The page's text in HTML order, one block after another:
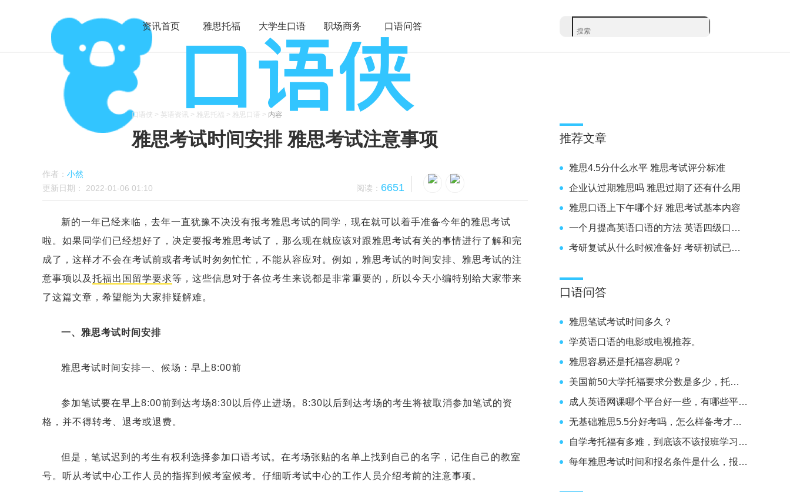
资讯首页 雅思托福 大学生口语 职场商务 口语问答
口语侠 > 英语资讯 > 雅思托福 > 雅思口语 > 内容
雅思考试时间安排 雅思考试注意事项
作者： 小然
更新日期： 2022-01-06 01:10 阅读： 6651
新的一年已经来临，去年一直犹豫不决没有报考雅思考试的同学，现在就可以着手准备今年的雅思考试
啦。如果同学们已经想好了，决定要报考雅思考试了，那么现在就应该对跟雅思考试有关的事情进行了解和完
成了，这样才不会在考试前或者考试时匆匆忙忙，不能从容应对。例如，雅思考试的时间安排、雅思考试的注
意事项以及 托福出国留学要求等，这些信息对于各位考生来说都是非常重要的，所以今天小编特别给大家带来
了这篇文章，希望能为大家排疑解难。
一、雅思考试时间安排
雅思考试时间安排一、候场：早上8:00前
参加笔试要在早上8:00前到达考场8:30以后停止进场。8:30以后到达考场的考生将被取消参加笔试的资
格，并不得转考、退考或退费。
但是，笔试迟到的考生有权利选择参加口语考试。在考场张贴的名单上找到自己的名字，记住自己的教室
号。听从考试中心工作人员的指挥到候考室候考。仔细听考试中心的工作人员介绍考前的注意事项。
推荐文章
雅思4.5分什么水平 雅思考试评分标准
企业认过期雅思吗 雅思过期了还有什么用
雅思口语上下午哪个好 雅思考试基本内容
一个月提高英语口语的方法 英语四级口语考试内容
考研复试从什么时候准备好 考研初试已结束该如何准备复试
口语问答
雅思笔试考试时间多久？
学英语口语的电影或电视推荐。
雅思容易还是托福容易呢？
美国前50大学托福要求分数是多少，托福100分能不能上呢？
成人英语网课哪个平台好一些，有哪些平台推荐。
无基础雅思5.5分好考吗，怎么样备考才能考到5.5分呢？
自学考托福有多难，到底该不该报班学习雅思呢？
每年雅思考试时间和报名条件是什么，报名要求高不高。